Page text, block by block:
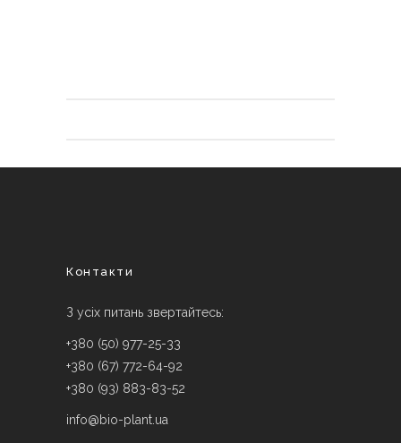
Контакти
З усіх питань звертайтесь:
+380 (50) 977-25-33
+380 (67) 772-64-92
+380 (93) 883-83-52
info@bio-plant.ua